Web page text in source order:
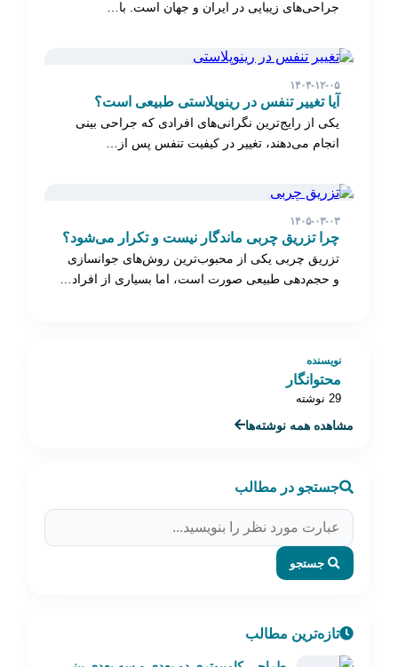
جراحی‌های زیبایی در ایران و جهان است. با…
۱۴۰۴-۱۲-۰۵
آیا تغییر تنفس در رینوپلاستی طبیعی است؟
یکی از رایج‌ترین نگرانی‌های افرادی که جراحی بینی
انجام می‌دهند، تغییر در کیفیت تنفس پس از…
۱۴۰۵-۰۳-۰۳
چرا تزریق چربی ماندگار نیست و تکرار می‌شود؟
تزریق چربی یکی از محبوب‌ترین روش‌های جوانسازی
و حجم‌دهی طبیعی صورت است، اما بسیاری از افراد…
نویسنده
محتوانگار
29 نوشته
مشاهده همه نوشته‌ها
جستجو در مطالب
جستجو
تازه‌ترین مطالب